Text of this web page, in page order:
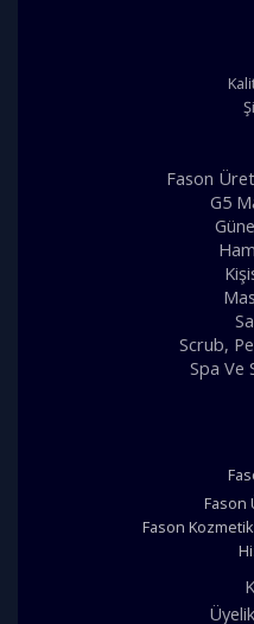
Fason
G5
Scrub,
Spa Ve
Fason
Fason